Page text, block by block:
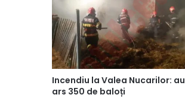
Incendiu la Valea Nucarilor: au
ars 350 de baloți